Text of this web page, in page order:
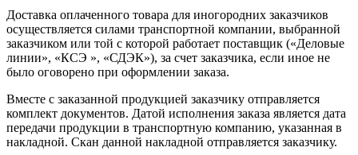
Доставка оплаченного товара для иногородних заказчиков
осуществляется силами транспортной компании, выбранной
заказчиком или той с которой работает поставщик («Деловые
линии», «КСЭ », «СДЭК»), за счет заказчика, если иное не
было оговорено при оформлении заказа.
Вместе с заказанной продукцией заказчику отправляется
комплект документов. Датой исполнения заказа является дата
передачи продукции в транспортную компанию, указанная в
накладной. Скан данной накладной отправляется заказчику.